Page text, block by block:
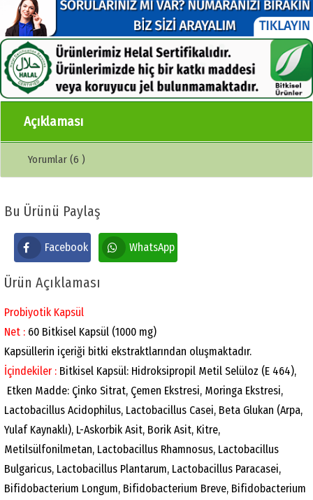
Açıklaması
Yorumlar (6 )
Bu Ürünü Paylaş
Facebook WhatsApp
Ürün Açıklaması
Probiyotik Kapsül
Net : 60 Bitkisel Kapsül (1000 mg)
Kapsüllerin içeriği bitki ekstraktlarından oluşmaktadır.
İçindekiler : Bitkisel Kapsül: Hidroksipropil Metil Selüloz (E 464),
Etken Madde: Çinko Sitrat, Çemen Ekstresi, Moringa Ekstresi,
Lactobacillus Acidophilus, Lactobacillus Casei, Beta Glukan (Arpa,
Yulaf Kaynaklı), L-Askorbik Asit, Borik Asit, Kitre,
Metilsülfonilmetan, Lactobacillus Rhamnosus, Lactobacillus
Bulgaricus, Lactobacillus Plantarum, Lactobacillus Paracasei,
Bifidobacterium Longum, Bifidobacterium Breve, Bifidobacterium